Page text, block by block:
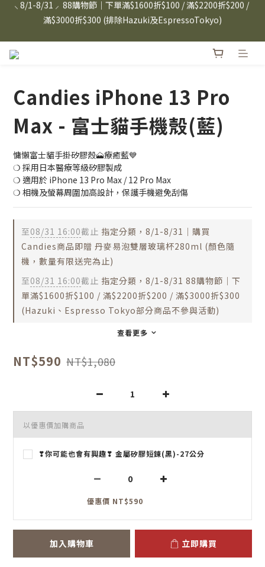
⸜ 8/1-8/31 ⸝  88購物節｜下單滿$1600折$100 / 滿$2200折$200 /
滿$3000折$300 (排除Hazuki及EspressoTokyo)
日本Hazuki眼鏡式放大鏡｜單入$3288 贈品牌保溫杯 (贈完為止)
雙入$6250💫 下單雙入再送緞帶禮盒
Candies 手機殼 $299起🤳🏻下單即贈 限量造型鑰匙圈(款式隨機)
⸜ 8/1-8/31 ⸝  88購物節｜下單滿$1600折$100 / 滿$2200折$200 /
Candies iPhone 13 Pro
Max - 富士貓手機殼(藍)
慵懶富士貓手掛矽膠殼🗻療癒藍💙
❍ 採用日本醫療等級矽膠製成
❍ 適用於 iPhone 13 Pro Max / 12 Pro Max
❍ 相機及螢幕周圍加高設計，保護手機避免刮傷
至08/31 16:00截止 指定分類，8/1-8/31｜購買
Candies商品即贈 丹麥易泡雙層玻璃杯280ml (顏色隨
機，數量有限送完為止)
至08/31 16:00截止 指定分類，8/1-8/31 88購物節｜下
單滿$1600折$100 / 滿$2200折$200 / 滿$3000折$300
(Hazuki、Espresso Tokyo部分商品不參與活動)
查看更多
NT$590 NT$1,080
以優惠價加購商品
❣你可能也會有興趣❣ 金屬矽膠短鍊(黑)-27公分
優惠價 NT$590
加入購物車 立即購買